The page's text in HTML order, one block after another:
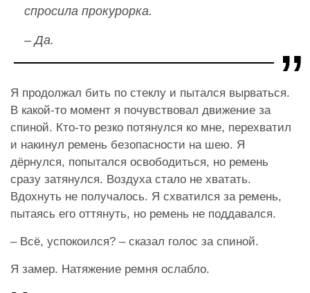
спросила прокурорка.
– Да.
Я продолжал бить по стеклу и пытался вырваться.
В какой-то момент я почувствовал движение за
спиной. Кто-то резко потянулся ко мне, перехватил
и накинул ремень безопасности на шею. Я
дёрнулся, попытался освободиться, но ремень
сразу затянулся. Воздуха стало не хватать.
Вдохнуть не получалось. Я схватился за ремень,
пытаясь его оттянуть, но ремень не поддавался.
– Всё, успокоился? – сказал голос за спиной.
Я замер. Натяжение ремня ослабло.